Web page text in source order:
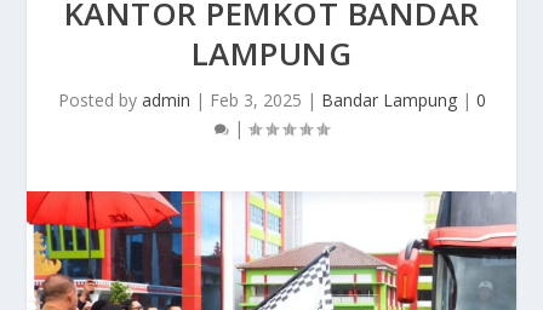
KANTOR PEMKOT BANDAR
LAMPUNG
Posted by admin | Feb 3, 2025 | Bandar Lampung| 0
|